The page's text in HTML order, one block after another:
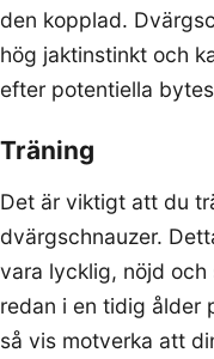
den kopplad.
hög jaktinstinkt och
efter potentiella
Träning
Det är viktigt att du
dvärgschnauzer.
vara lycklig, nöjd
redan i en tidig ålder
så vis motverka att